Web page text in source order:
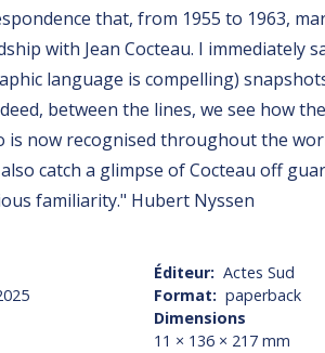
that, from 1955 to 1963,
with Jean Cocteau. I immediately
language is compelling)
between the lines, we see how
now recognised throughout the
catch a glimpse of Cocteau off
familiarity." Hubert Nyssen
Éditeur
Actes Sud
Format
paperback
Dimensions
11 × 136 × 217 mm